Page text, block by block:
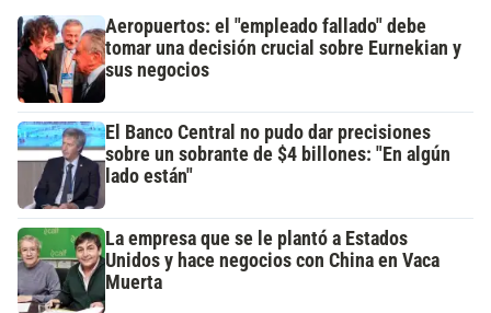
Aeropuertos: el "empleado fallado" debe
tomar una decisión crucial sobre Eurnekian y
sus negocios
El Banco Central no pudo dar precisiones
sobre un sobrante de $4 billones: "En algún
lado están"
La empresa que se le plantó a Estados
Unidos y hace negocios con China en Vaca
Muerta